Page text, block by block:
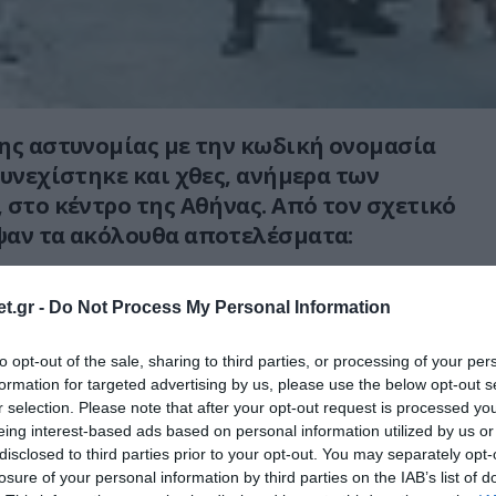
- Do Not Process My Personal Information
opt-out of the sale, sharing to third parties, or processing of your
for targeted advertising by us, please use the below opt-out
selection. Please note that after your opt-out request is processed
interest-based ads based on personal information utilized by us
to third parties prior to your opt-out. You may separately
of your personal information by third parties on the IAB’s list of
αστυνομίας με την κωδική ονομασία
και χθες, ανήμερα των
κέντρο της Αθήνας. Από τον σχετικό
τα ακόλουθα αποτελέσματα:
Αττικής και
αλλοδαποί, γιατί δεν πληρούσαν τις
παραμονής στη χώρα.
defencenet.gr